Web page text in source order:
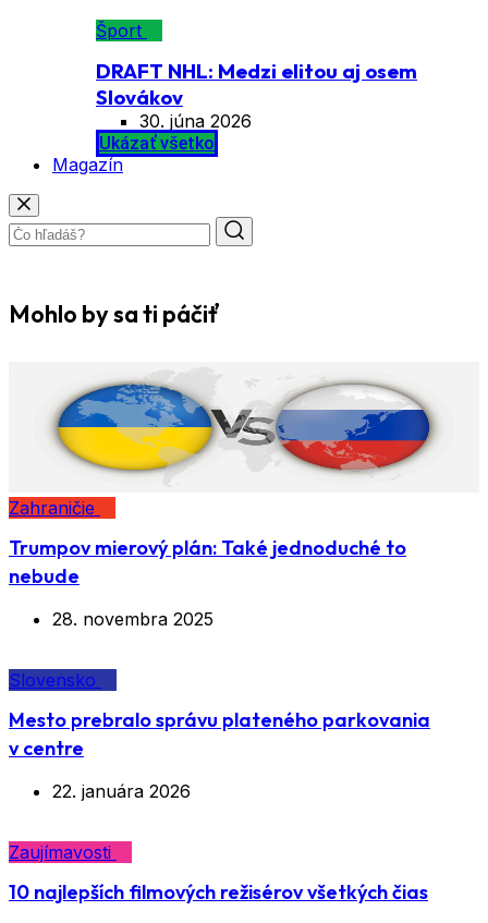
Šport
DRAFT NHL: Medzi elitou aj osem
Slovákov
30. júna 2026
Ukázať všetko
Magazín
Mohlo by sa ti páčiť
Zahraničie
Trumpov mierový plán: Také jednoduché to
nebude
28. novembra 2025
Slovensko
Mesto prebralo správu plateného parkovania
v centre
22. januára 2026
Zaujímavosti
10 najlepších filmových režisérov všetkých čias